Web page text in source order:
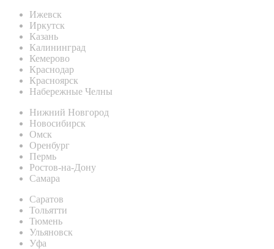
Ижевск
Иркутск
Казань
Калининград
Кемерово
Краснодар
Красноярск
Набережные Челны
Нижний Новгород
Новосибирск
Омск
Оренбург
Пермь
Ростов-на-Дону
Самара
Саратов
Тольятти
Тюмень
Ульяновск
Уфа